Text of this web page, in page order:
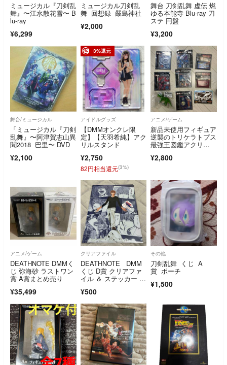
ミュージカル『刀剣乱
舞』〜江水散花雪〜 B
lu-ray
¥6,299
ミュージカル刀剣乱
舞 回想録 嚴島神社
¥2,000
舞台 刀剣乱舞 虚伝 燃
ゆる本能寺 Blu-ray 刀
ステ 円盤
¥3,200
舞台/ミュージカル
「ミュージカル『刀剣
乱舞』〜阿津賀志山異
聞2018 巴里〜 DVD
¥2,100
3%還元
アイドルグッズ
【DMMオンクレ限
定】【天羽希純】アク
リルスタンド
¥2,750
82円相当還元(3%)
アニメ/ゲーム
新品未使用フィギュア
逆襲のトリケラトプス
最強王図鑑アクリ
ズル
¥2,800
アニメ/ゲーム
DEATHNOTE DMMく
じ 弥海砂 ラストワン
賞 A賞まとめ売り
¥35,499
クリアファイル
DEATHNOTE DMM
くじ D賞 クリアファ
イル ＆ ステッカー 夜
¥500
その他
刀剣乱舞 くじ A
賞 ポーチ
¥1,500